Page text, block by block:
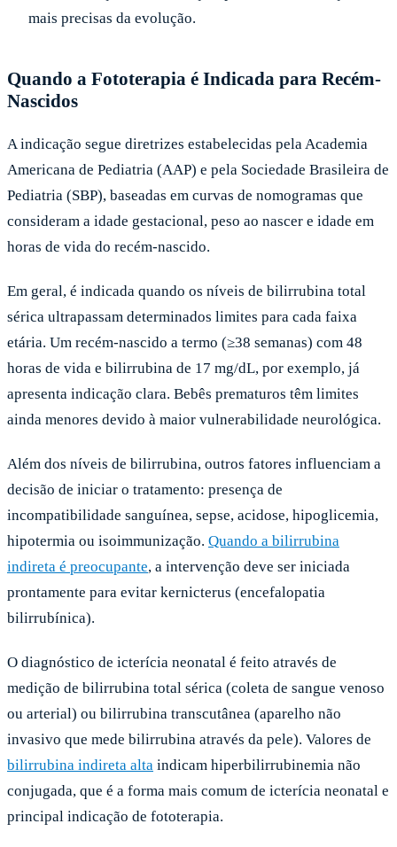
mais precisas da evolução.
Quando a Fototerapia é Indicada para Recém-
Nascidos
A indicação segue diretrizes estabelecidas pela Academia
Americana de Pediatria (AAP) e pela Sociedade Brasileira de
Pediatria (SBP), baseadas em curvas de nomogramas que
consideram a idade gestacional, peso ao nascer e idade em
horas de vida do recém-nascido.
Em geral, é indicada quando os níveis de bilirrubina total
sérica ultrapassam determinados limites para cada faixa
etária. Um recém-nascido a termo (≥38 semanas) com 48
horas de vida e bilirrubina de 17 mg/dL, por exemplo, já
apresenta indicação clara. Bebês prematuros têm limites
ainda menores devido à maior vulnerabilidade neurológica.
Além dos níveis de bilirrubina, outros fatores influenciam a
decisão de iniciar o tratamento: presença de
incompatibilidade sanguínea, sepse, acidose, hipoglicemia,
hipotermia ou isoimmunização. Quando a bilirrubina
indireta é preocupante, a intervenção deve ser iniciada
prontamente para evitar kernicterus (encefalopatia
bilirrubínica).
O diagnóstico de icterícia neonatal é feito através de
medição de bilirrubina total sérica (coleta de sangue venoso
ou arterial) ou bilirrubina transcutânea (aparelho não
invasivo que mede bilirrubina através da pele). Valores de
bilirrubina indireta alta indicam hiperbilirrubinemia não
conjugada, que é a forma mais comum de icterícia neonatal e
principal indicação de fototerapia.